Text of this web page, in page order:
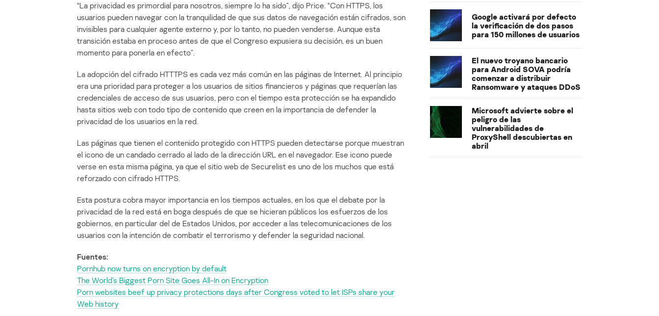
“La privacidad es primordial para nosotros, siempre lo ha sido”, dijo Price. “Con HTTPS, los
usuarios pueden navegar con la tranquilidad de que sus datos de navegación están cifrados, son
invisibles para cualquier agente externo y, por lo tanto, no pueden venderse. Aunque esta
transición estaba en proceso antes de que el Congreso expusiera su decisión, es un buen
momento para ponerla en efecto”.
La adopción del cifrado HTTTPS es cada vez más común en las páginas de Internet. Al principio
era una prioridad para proteger a los usuarios de sitios financieros y páginas que requerían las
credenciales de acceso de sus usuarios, pero con el tiempo esta protección se ha expandido
hasta sitios web con todo tipo de contenido que creen en la importancia de defender la
privacidad de los usuarios en la red.
Las páginas que tienen el contenido protegido con HTTPS pueden detectarse porque muestran
el icono de un candado cerrado al lado de la dirección URL en el navegador. Ese icono puede
verse en esta misma página, ya que el sitio web de Securelist es uno de los muchos que está
reforzado con cifrado HTTPS.
Esta postura cobra mayor importancia en los tiempos actuales, en los que el debate por la
privacidad de la red está en boga después de que se hicieran públicos los esfuerzos de los
gobiernos, en particular del de Estados Unidos, por acceder a las telecomunicaciones de los
usuarios con la intención de combatir el terrorismo y defender la seguridad nacional.
Fuentes:
Pornhub now turns on encryption by default
The World’s Biggest Porn Site Goes All-In on Encryption
Porn websites beef up privacy protections days after Congress voted to let ISPs share your
Web history
Google activará por defecto
la verificación de dos pasos
para 150 millones de usuarios
El nuevo troyano bancario
para Android SOVA podría
comenzar a distribuir
Ransomware y ataques DDoS
Microsoft advierte sobre el
peligro de las
vulnerabilidades de
ProxyShell descubiertas en
abril